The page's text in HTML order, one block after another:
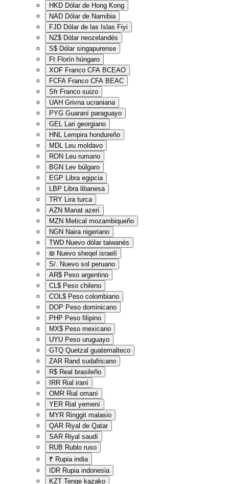
HKD Dólar de Hong Kong
NAD Dólar de Namibia
FJD Dólar de las Islas Fiyi
NZ$ Dólar neozelandés
S$ Dólar singapurense
Ft Florín húngaro
XOF Franco CFA BCEAO
FCFA Franco CFA BEAC
Sfr Franco suizo
UAH Grivna ucraniana
PYG Guaraní paraguayo
GEL Lari georgiano
HNL Lempira hondureño
MDL Leu moldavo
RON Leu rumano
BGN Lev búlgaro
EGP Libra egipcia
LBP Libra libanesa
TRY Lira turca
AZN Manat azerí
MZN Metical mozambiqueño
NGN Naira nigeriano
TWD Nuevo dólar taiwanés
₪ Nuevo sheqel israelí
S/. Nuevo sol peruano
AR$ Peso argentino
CL$ Peso chileno
COL$ Peso colombiano
DOP Peso dominicano
PHP Peso filipino
MX$ Peso mexicano
UYU Peso uruguayo
GTQ Quetzal guatemalteco
ZAR Rand sudafricano
R$ Real brasileño
IRR Rial iraní
OMR Rial omaní
YER Rial yemení
MYR Ringgit malasio
QAR Riyal de Qatar
SAR Riyal saudí
RUB Rublo ruso
₹ Rupia india
IDR Rupia indonesia
KZT Tenge kazako